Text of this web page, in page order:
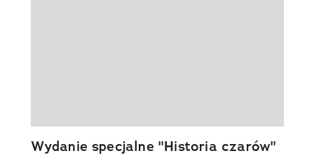
Wydanie specjalne "Historia czarów"